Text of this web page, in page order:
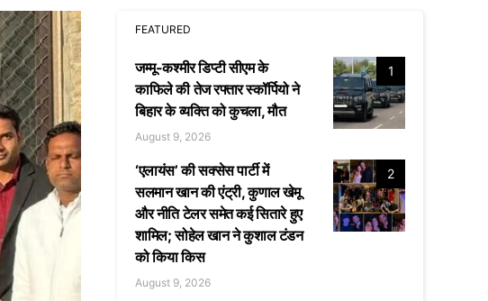
FEATURED
1
जम्मू-कश्मीर डिप्टी सीएम के
काफिले की तेज रफ्तार स्कॉर्पियो ने
बिहार के व्यक्ति को कुचला, मौत
August 9, 2026
2
‘एलायंस’ की सक्सेस पार्टी में
सलमान खान की एंट्री, कुणाल खेमू
और नीति टेलर समेत कई सितारे हुए
शामिल; सोहेल खान ने कुशाल टंडन
को किया किस
August 9, 2026